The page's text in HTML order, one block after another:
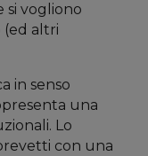
si vogliono
(ed altri
in senso
una
Lo
con una